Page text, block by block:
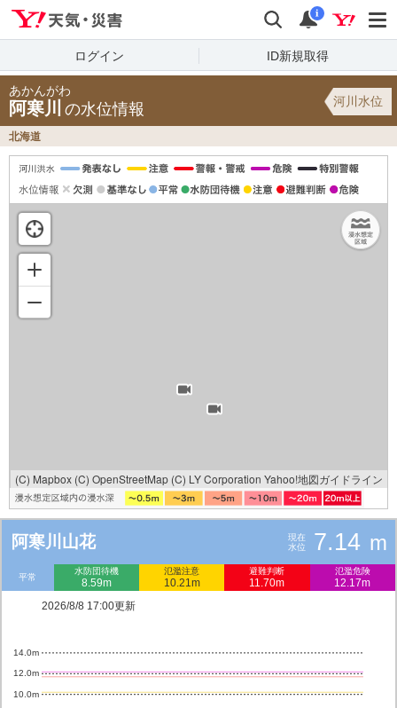
検索 通知
i
ログイン ID新規取得
あかんがわ
阿寒川 の水位情報 河川水位
北海道
(C) Mapbox (C) OpenStreetMap (C) LY Corporation Yahoo!地図ガイドライン
阿寒川山花
現在
水位
7.14 m
平常
水防団待機
8.59m
氾濫注意
10.21m
避難判断
11.70m
氾濫危険
12.17m
2026/8/8 17:00更新
10.0m
12.0m
14.0m